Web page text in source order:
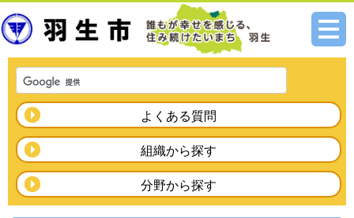
メニ
よくある質問
組織から探す
分野から探す